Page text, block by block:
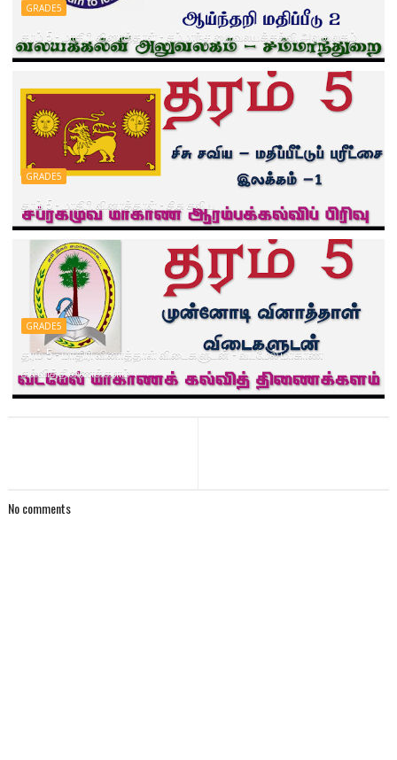
GRADE5
தரம் 5 - மாதிரி வினாத்தாள் - சம்மாந்துறை வலயக்கல்வி அலுவலகம்
GRADE5
தரம் 5 - மாதிரி வினாத்தாள் - சிசு சவிய
GRADE5
தரம் 5 - மாதிரி வினாத்தாள் விடைகளுடன் - வடமேல் மாகாண
கல்வித்திணைக்களம்
No comments